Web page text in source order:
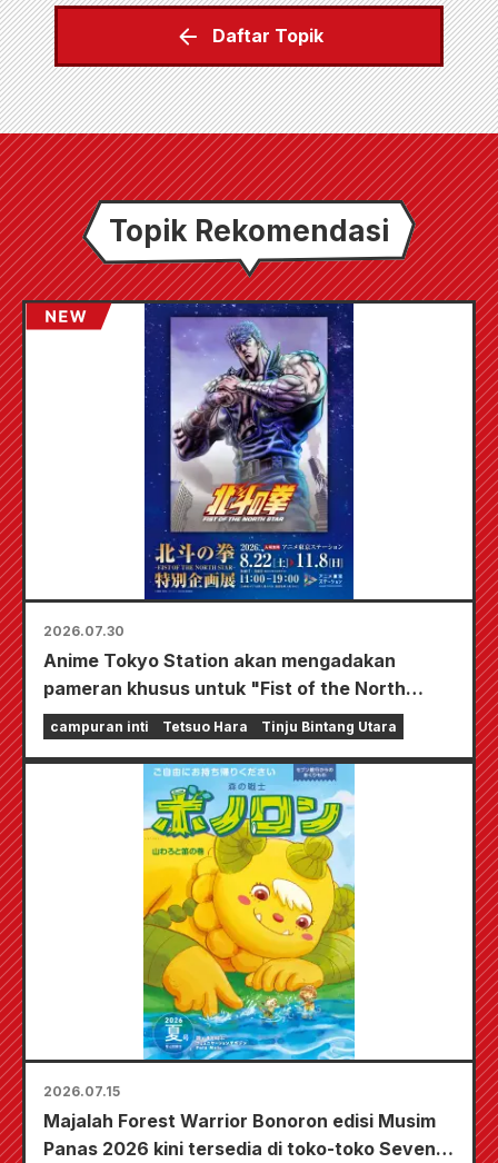
Daftar Topik
Topik Rekomendasi
2026.07.30
Anime Tokyo Station akan mengadakan
pameran khusus untuk "Fist of the North
Star"!!
campuran inti Tetsuo Hara Tinju Bintang Utara
2026.07.15
Majalah Forest Warrior Bonoron edisi Musim
Panas 2026 kini tersedia di toko-toko Seven-